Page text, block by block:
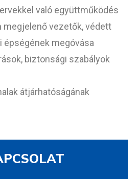
való együttműködés
megjelenő vezetők, védett
megóvása
biztonsági szabályok
átjárhatóságának